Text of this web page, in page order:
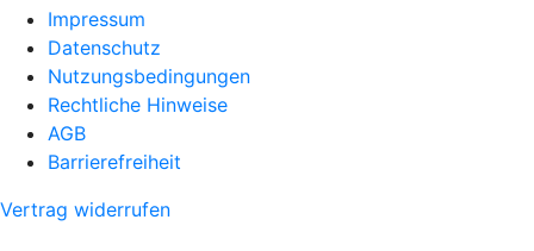
Impressum
Datenschutz
Nutzungsbedingungen
Rechtliche Hinweise
AGB
Barrierefreiheit
Vertrag widerrufen